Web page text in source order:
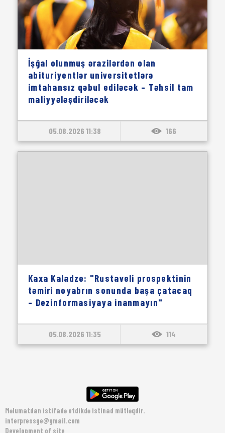
İşğal olunmuş ərazilərdən olan
abituriyentlər universitetlərə
imtahansız qəbul ediləcək – Təhsil tam
maliyyələşdiriləcək
05.08.2026 11:38 166
Kaxa Kaladze: "Rustaveli prospektinin
təmiri noyabrın sonunda başa çatacaq
– Dezinformasiyaya inanmayın"
05.08.2026 11:35 114
Məlumatdan istifadə etdikdə istinad mütləqdir.
interpressge@gmail.com
Development of site